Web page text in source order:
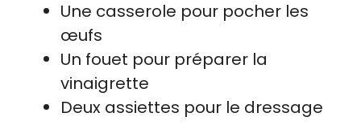
Une casserole pour pocher les
œufs
Un fouet pour préparer la
vinaigrette
Deux assiettes pour le dressage